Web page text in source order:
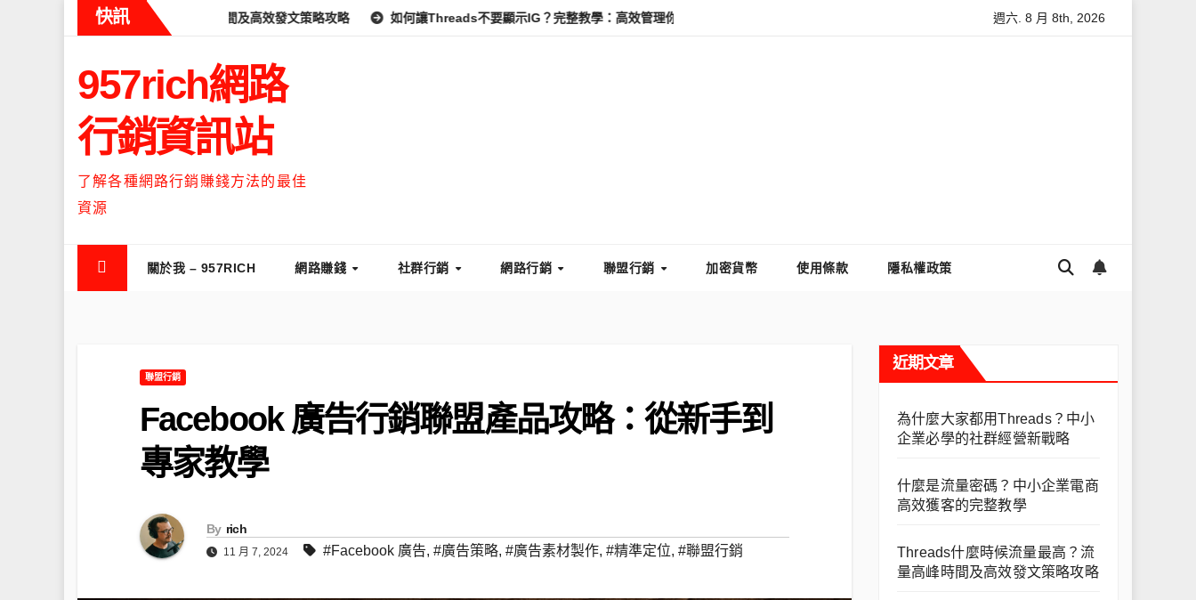
快訊
流量最高？流量高峰時間及高效發文策略攻略 如何讓Threads不要顯示IG？完整教學：高效管理你的線上隱私與數據安全 怎麼讓Threads流量變多？高效提升流量的完整教學 為什麼大家都用
週六. 8 月 8th, 2026
957rich網路
行銷資訊站
了解各種網路行銷賺錢方法的最佳
資源
關於我 – 957RICH 網路賺錢 社群行銷 網路行銷 聯盟行銷 加密貨幣 使用條款 隱私權政策
聯盟行銷
Facebook 廣告行銷聯盟產品攻略：從新手到
專家教學
By rich
11 月 7, 2024 #Facebook 廣告, #廣告策略, #廣告素材製作, #精準定位, #聯盟行銷
近期文章
為什麼大家都用Threads？中小
企業必學的社群經營新戰略
什麼是流量密碼？中小企業電商
高效獲客的完整教學
Threads什麼時候流量最高？流
量高峰時間及高效發文策略攻略